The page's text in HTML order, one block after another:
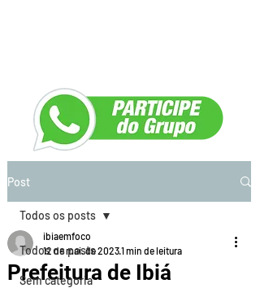
Post
Todos os posts
Sem categoria
Todos os posts
Prefeitura de Ibiá
ibiaemfoco
12 de mai. de 20231 min de leitura